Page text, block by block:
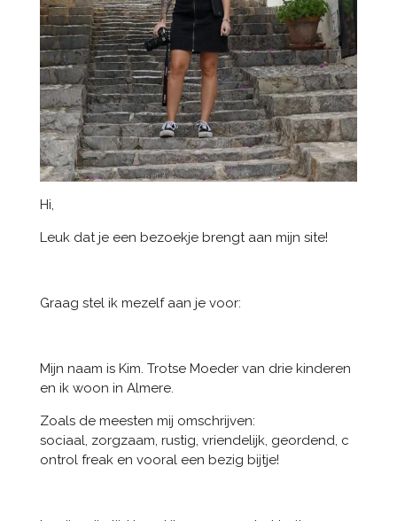
Hi,
Leuk dat je een bezoekje brengt aan mijn site!
Graag stel ik mezelf aan je voor:
Mijn naam is Kim. Trotse Moeder van drie kinderen
en ik woon in Almere.
Zoals de meesten mij omschrijven:
sociaal, zorgzaam, rustig, vriendelijk, geordend, c
ontrol freak en vooral een bezig bijtje!